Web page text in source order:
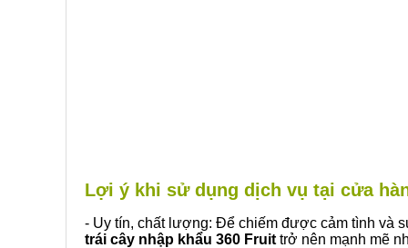
Lợi ý khi sử dụng dịch vụ tại cửa
- Uy tín, chất lượng: Để chiếm được cảm tình và
trái cây nhập khẩu 360 Fruit trở nên mạnh mẽ